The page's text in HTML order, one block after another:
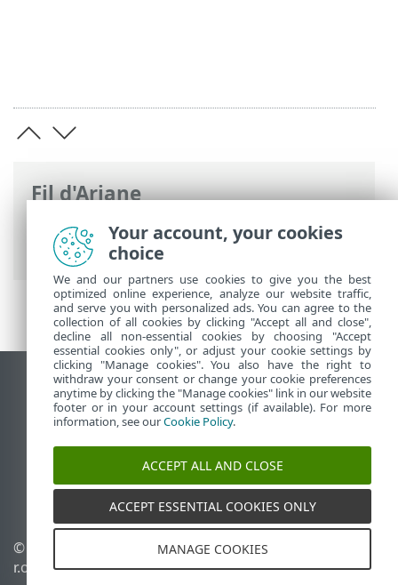
Fil d'Ariane
Aide en ligne d'ESET>ESET PROTECT On-
Prem>Démarrer
Afficher le site pour ordinateur de bureau
End of Life
Base de connaissances ESET
Forum ESET
ESET Status Portal
Assistance régionale
© 1992 - 2026 ESET, spol. s
r.o. - Tous droits réservés.
Gérer les témoins
Politique relative aux
Your account, your cookies
choice
We and our partners use cookies to give you the best
optimized online experience, analyze our website traffic,
and serve you with personalized ads. You can agree to the
collection of all cookies by clicking "Accept all and close",
decline all non-essential cookies by choosing "Accept
essential cookies only", or adjust your cookie settings by
clicking "Manage cookies". You also have the right to
withdraw your consent or change your cookie preferences
anytime by clicking the "Manage cookies" link in our website
footer or in your account settings (if available). For more
information, see ourCookie Policy.
ACCEPT ALL AND CLOSE
ACCEPT ESSENTIAL COOKIES ONLY
MANAGE COOKIES